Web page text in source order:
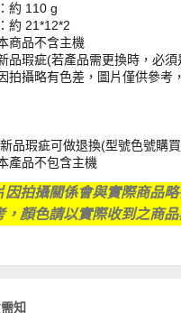
約 110 g
約 21*12*2
商品不含主機
品瑕疵(若產品需更換時，必
拍攝略有色差，圖片僅供參考
品瑕疵可做退換(型號色號購
產品不包含主機
因拍攝關係會與實際商品
，顏色請以實際收到之商
知